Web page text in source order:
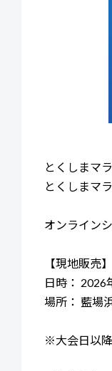
とくしまマ
とくしまマ
オンライン
【現地販売】
日時： 2026
場所： 藍場
※大会日以降